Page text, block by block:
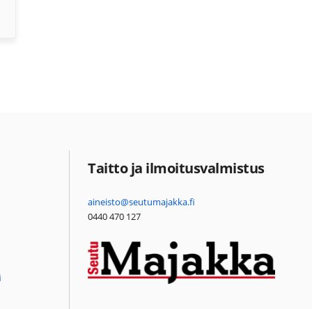
Taitto ja ilmoitusvalmistus
aineisto@seutumajakka.fi
0440 470 127